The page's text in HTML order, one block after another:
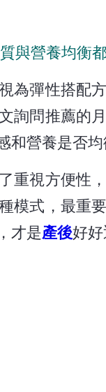
與營養均衡
為彈性搭配
詢問推薦的
營養是否均
重視方便性
模式，最重
才是產後好好